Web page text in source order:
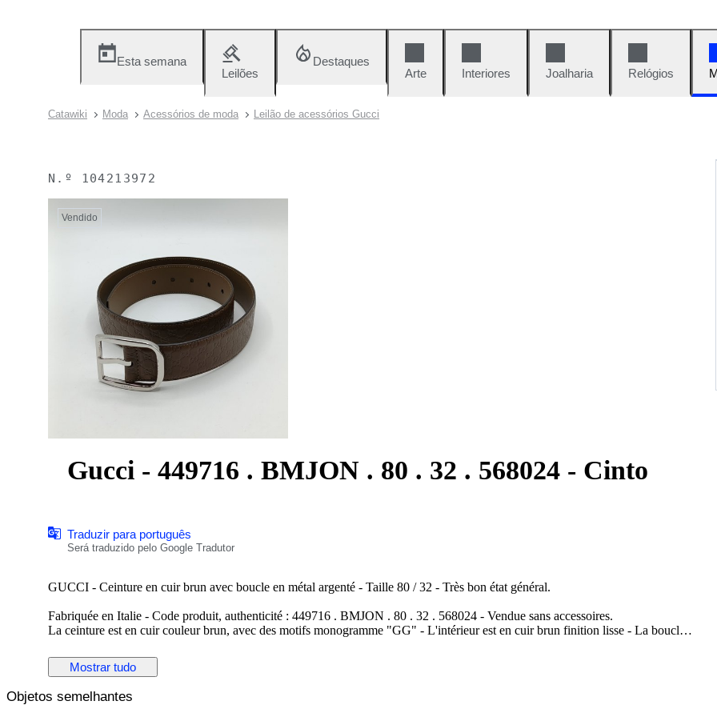
Esta semana
Leilões
Destaques
Arte
Interiores Joalharia Relógios
Catawiki Moda Acessórios de moda Leilão de acessórios Gucci
N.º 104213972
Vendido
Gucci - 449716 . BMJON . 80 . 32 . 568024 - Cinto
Traduzir para português
Será traduzido pelo Google Tradutor
GUCCI - Ceinture en cuir brun avec boucle en métal argenté - Taille 80 / 32 - Très bon état général.
Fabriquée en Italie - Code produit, authenticité : 449716 . BMJON . 80 . 32 . 568024 - Vendue sans accessoires.
La ceinture est en cuir couleur brun, avec des motifs monogramme "GG" - L'intérieur est en cuir brun finition lisse - La boucle
Dimensions : Longueur totale 95 cm - Largeur du cuir 4 cm - Boucle en métal argenté : 5,3 cm x 6,5 cm.
Mostrar tudo
Objetos semelhantes